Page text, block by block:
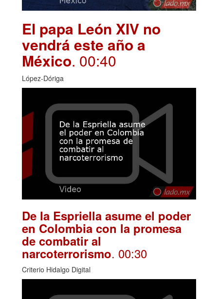
El papa León XIV no
vendrá este año a
México. 00:40
López-Dóriga
De la Espriella asume el poder
en Colombia con la promesa
de combatir al
narcoterrorismo. 00:30
Criterio Hidalgo Digital